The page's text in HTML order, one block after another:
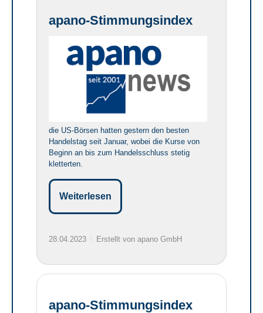
apano-Stimmungsindex
die US-Börsen hatten gestern den besten
Handelstag seit Januar, wobei die Kurse von
Beginn an bis zum Handelsschluss stetig
kletterten.
Weiterlesen
28.04.2023 Erstellt von apano GmbH
apano-Stimmungsindex